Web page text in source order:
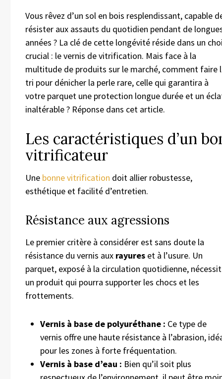
Vous rêvez d’un sol en bois resplendissant, capable
résister aux assauts du quotidien pendant de
années ? La clé de cette longévité réside dans un
crucial : le vernis de vitrification. Mais face à la
multitude de produits sur le marché, comment faire
tri pour dénicher la perle rare, celle qui garantira à
votre parquet une protection longue durée et un
inaltérable ? Réponse dans cet article.
Les caractéristiques d’un
vitrificateur
Une bonne vitrification doit allier robustesse,
esthétique et facilité d’entretien.
Résistance aux agressions
Le premier critère à considérer est sans doute la
résistance du vernis aux rayures et à l’usure. Un
parquet, exposé à la circulation quotidienne,
un produit qui pourra supporter les chocs et les
frottements.
Vernis à base de polyuréthane : Ce type de
vernis offre une haute résistance à l’abrasion,
pour les zones à forte fréquentation.
Vernis à base d’eau : Bien qu’il soit plus